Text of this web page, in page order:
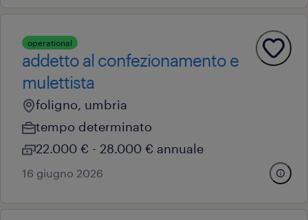
operational
addetto al confezionamento e
mulettista
foligno, umbria
tempo determinato
22.000 € - 28.000 € annuale
16 giugno 2026